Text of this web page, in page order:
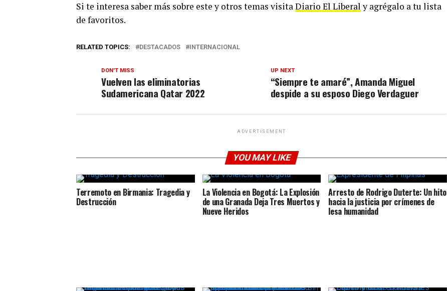
Si te interesa saber más sobre este y otros temas visitaDiario El Liberaly agrégalo a tu lista
de favoritos.
RELATED TOPICS: DESTACADOS INTERNACIONAL
UP NEXT
“Siempre te amaré”, Amanda Miguel
despide a su esposo Diego Verdaguer
DON'T MISS
Vuelven las eliminatorias
Sudamericana Qatar 2022
ADVERTISEMENT
YOU MAY LIKE
Terremoto en Birmania: Tragedia y
Destrucción
La Violencia en Bogotá: La Explosión
de una Granada Deja Tres Muertos y
Nueve Heridos
Arresto de Rodrigo Duterte: Un hito
hacia la justicia por crímenes de
lesa humanidad